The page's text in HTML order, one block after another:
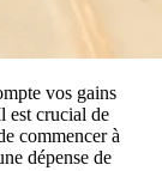
vos gains
est crucial de
commencer à
dépense de